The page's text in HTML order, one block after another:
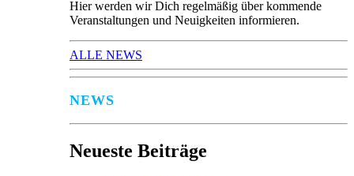
Hier werden wir Dich regelmäßig über kommende
Veranstaltungen und Neuigkeiten informieren.
ALLE NEWS
NEWS
Neueste Beiträge